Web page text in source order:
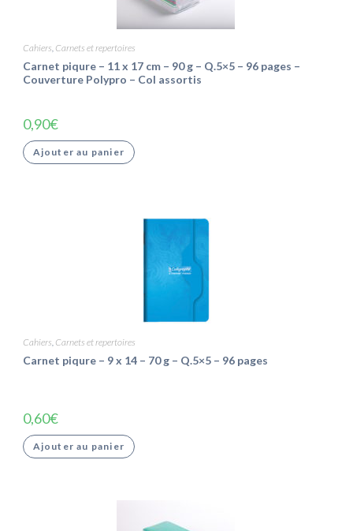
Cahiers Carnets et repertoires
Carnet piqure – 11 x 17 cm – 90 g – Q.5×5 – 96 pages –
Couverture Polypro – Col assortis
0,90€
Ajouter au panier
Cahiers, Carnets et repertoires
Carnet piqure – 9 x 14 – 70 g – Q.5×5 – 96 pages
0,60€
Ajouter au panier